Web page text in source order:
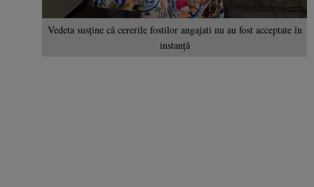
Vedeta susține că cererile fostilor angajati nu au fost acceptate în
instanță